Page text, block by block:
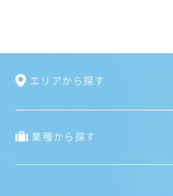
エリアから探す
業種から探す